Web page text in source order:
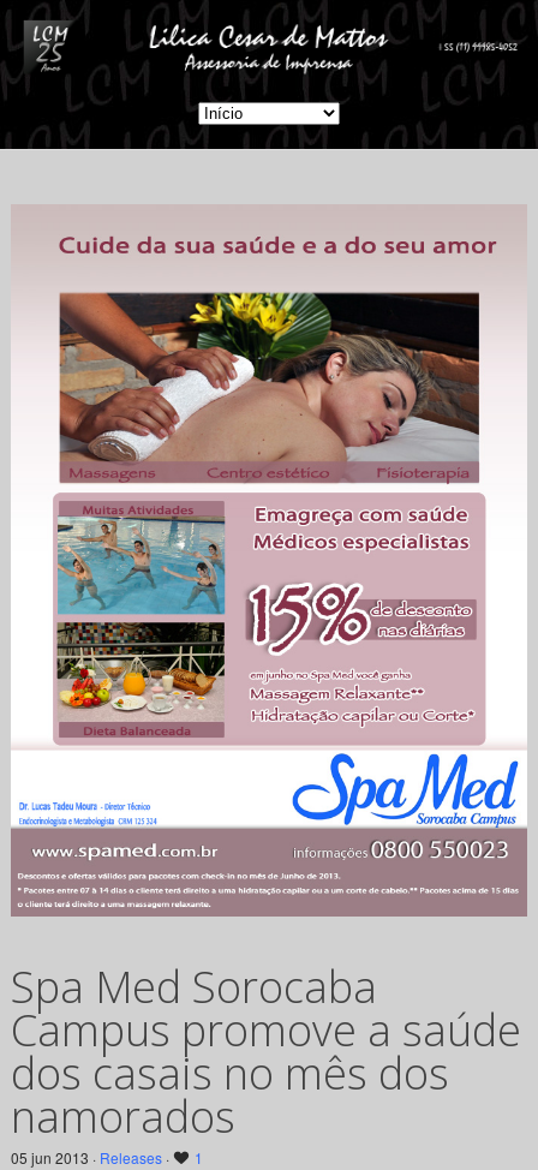
Spa Med Sorocaba
Campus promove a saúde
dos casais no mês dos
namorados
05 jun 2013 · Releases· 1